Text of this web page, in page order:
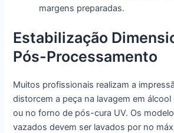
margens preparadas.
Estabilização
Pós-Processamento
Muitos profissionais realizam a
distorcem a peça na lavagem em álcool
ou no forno de pós-cura UV. Os
vazados devem ser lavados por no